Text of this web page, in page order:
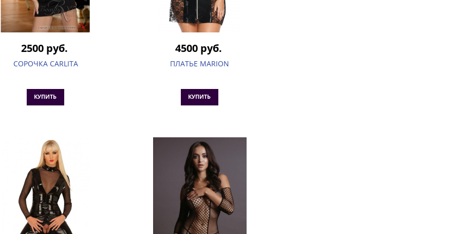
2500 руб.
СОРОЧКА CARLITA
КУПИТЬ
4500 руб.
ПЛАТЬЕ MARION
КУПИТЬ